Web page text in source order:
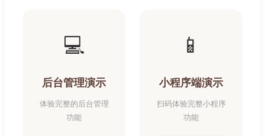
💻
后台管理演示
体验完整的后台管理
功能
📱
小程序端演示
扫码体验完整小程序
功能